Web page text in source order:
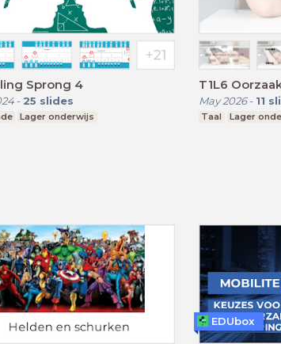
Sprong 4
- 25 slides
Lager onderwijs
T1L6
May 2026- 11
Taal Lager
EDUbox